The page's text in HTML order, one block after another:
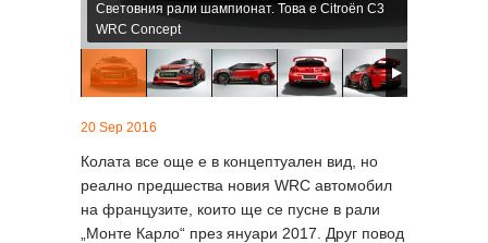
Световния рали шампионат. Това е Citroën C3
WRC Concept
20 Sep 2016
Колата все още е в концептуален вид, но
реално предшества новия WRC автомобил
на французите, които ще се пусне в рали
„Монте Карло“ през януари 2017. Друг повод